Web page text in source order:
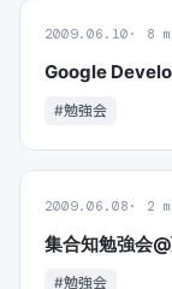
2009.06.10 8
Google
#勉強会
2009.06.08 2
集合知勉強会
#勉強会